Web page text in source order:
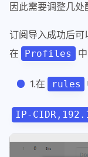
因此需要调整几处
订阅导入成功后
在
Profiles 中
1.在 rules
IP-